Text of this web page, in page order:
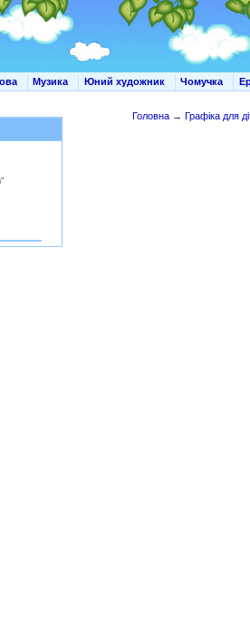
Музика Юний художник Чомучка
Головна→ Графіка для